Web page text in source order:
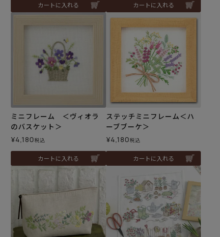
カートに入れる カートに入れる
ミニフレーム ＜ヴィオラ
のバスケット＞
¥4,180税込
カートに入れる
ステッチミニフレーム＜ハ
ーブブーケ＞
¥4,180税込
カートに入れる